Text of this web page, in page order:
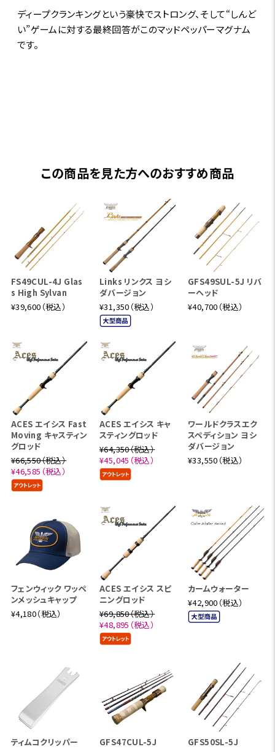
ディープクランキングという豪快でストロング、そして“しんど
い”ゲームに対する最終回答がこのマッドペッパーマグナム
です。
この商品を見た方へのおすすめ商品
FS49CUL-4J Glas
s High Sylvan
¥39,600（税込）
Links リンクス ヨシ
ダバージョン
¥31,350（税込）
GFS49SUL-5J リバ
ーヘッド
¥40,700（税込）
ACES エイシス Fast
Moving キャスティン
グロッド
¥66,550（税込）
¥46,585（税込）
ACES エイシス キャ
スティングロッド
¥64,350（税込）
¥45,045（税込）
ワールドクラスエク
スペディション ヨシ
ダバージョン
¥33,550（税込）
フェンウィック ワッペ
ンメッシュキャップ
¥4,180（税込）
ACES エイシス スピ
ニングロッド
¥69,850（税込）
¥48,895（税込）
カームウォーター
¥42,900（税込）
ティムコクリッパー
GFS47CUL-5J
GFS50SL-5J